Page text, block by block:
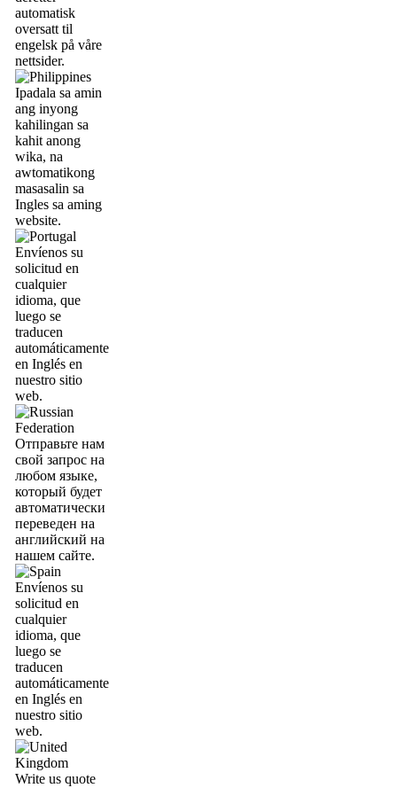
automatisk
oversatt til
engelsk på våre
nettsider.
Ipadala sa amin
ang inyong
kahilingan sa
kahit anong
wika, na
awtomatikong
masasalin sa
Ingles sa aming
website.
Envíenos su
solicitud en
cualquier
idioma, que
luego se
traducen
automáticamente
en Inglés en
nuestro sitio
web.
Отправьте нам
свой запрос на
любом языке,
который будет
автоматически
переведен на
английский на
нашем сайте.
Envíenos su
solicitud en
cualquier
idioma, que
luego se
traducen
automáticamente
en Inglés en
nuestro sitio
web.
Write us quote